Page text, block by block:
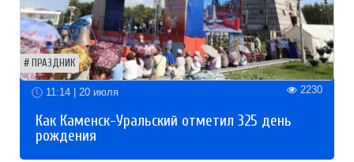
ПРАЗДНИК
11:14 | 20 июля 2230
Как Каменск-Уральский отметил 325 день
рождения